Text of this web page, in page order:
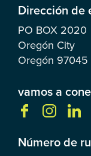
Dirección de
PO BOX 2020
Oregón City
Oregón 97045
vamos a
Número de